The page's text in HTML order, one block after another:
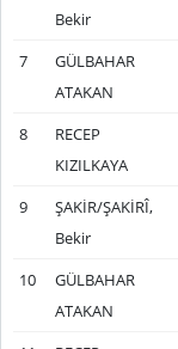
Bekir
7
GÜLBAHAR
ATAKAN
8
RECEP
KIZILKAYA
9
ŞAKİR/ŞAKİRÎ,
Bekir
10
GÜLBAHAR
ATAKAN